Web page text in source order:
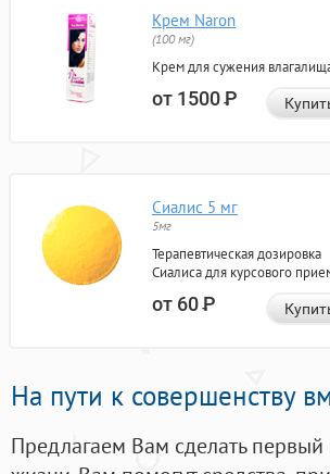
Крем Naron
(100 мг)
Крем для сужения
от 1500Р
Сиалис 5 мг
5мг
Терапевтическая дозировка
Сиалиса для курсового
от 60Р
На пути к совершенству
Предлагаем Вам сделать